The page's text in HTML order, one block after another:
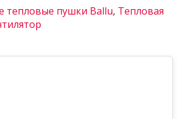
тепловые пушки Ballu, Тепловая